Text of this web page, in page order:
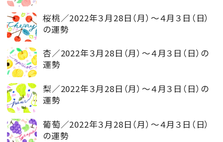
桜桃／2022年３月28日（月）～４月３日（日）
の運勢
杏／2022年３月28日（月）～４月３日（日）の
運勢
梨／2022年３月28日（月）～４月３日（日）の
運勢
葡萄／2022年３月28日（月）～４月３日（日）
の運勢